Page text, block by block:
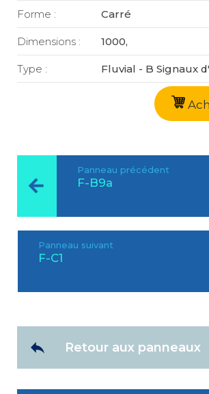
Forme : Carré
Dimensions : 1000,
Type : Fluvial - B Signaux
Panneau précédent
F-B9a
Panneau suivant
F-C1
Retour aux panneaux